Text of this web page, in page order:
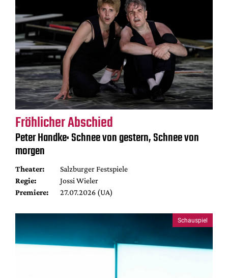
Fröhlicher Abschied
Peter Handke: Schnee von gestern, Schnee von
morgen
Theater:
Salzburger Festspiele
Regie:
Jossi Wieler
Premiere:
27.07.2026 (UA)
Schauspiel